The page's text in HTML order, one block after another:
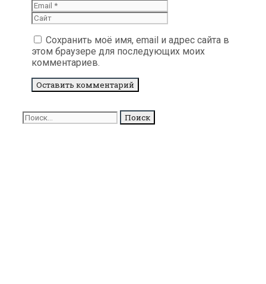
Сохранить моё имя, email и адрес сайта в
этом браузере для последующих моих
комментариев.
Поиск
для: